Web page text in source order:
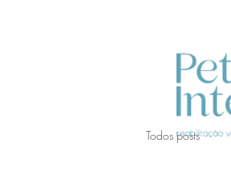
Todos posts